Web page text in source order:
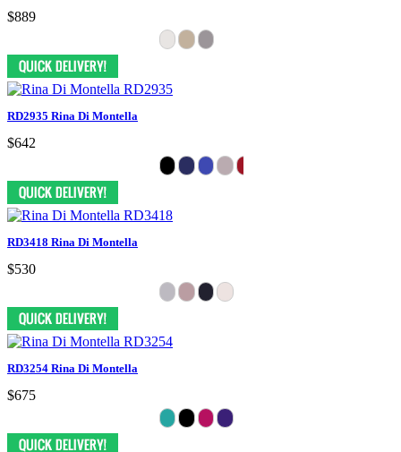
$889
RD2935 Rina Di Montella
$642
RD3418 Rina Di Montella
$530
RD3254 Rina Di Montella
$675